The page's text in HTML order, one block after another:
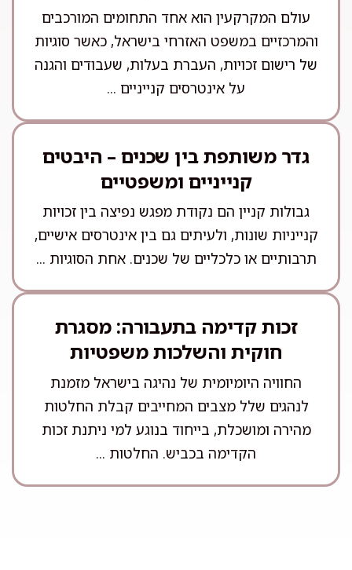
עולם המקרקעין הוא אחד התחומים המורכבים
והמרכזיים במשפט האזרחי בישראל, כאשר סוגיות
של רישום זכויות, העברת בעלות, שעבודים והגנה
על אינטרסים קנייניים ...
גדר משותפת בין שכנים – היבטים
קנייניים ומשפטיים
גבולות קניין הם נקודת מפגש נפיצה בין זכויות
קנייניות שונות, ולעיתים גם בין אינטרסים אישיים,
תרבותיים או כלכליים של שכנים. אחת הסוגיות ...
זכות קדימה בתעבורה: מסגרת
חוקית והשלכות משפטיות
החוויה היומיומית של נהיגה בישראל מזמנת
לנהגים שלל מצבים המחייבים קבלת החלטות
מהירה ומושכלת, בייחוד בנוגע למי ניתנת זכות
הקדימה בכביש. החלטות ...